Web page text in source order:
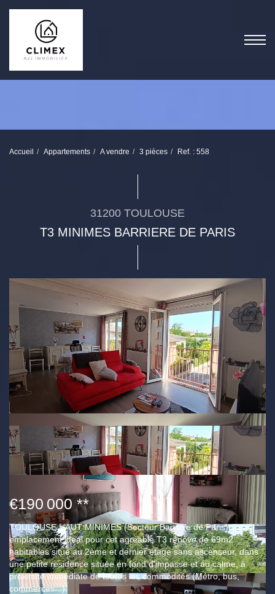
Accueil Appartements A vendre 3 pièces Ref. : 558
31200 TOULOUSE
T3 MINIMES BARRIERE DE PARIS
€190 000 **
TOULOUSE HAUT MINIMES (Secteur Barrière de Paris),
emplacement idéal pour cet agréable T3 rénové de 69m2
habitables situé au 2ème et dernier étage sans ascenseur, dans
une petite residence située en fond d'impasse et au calme, à
proximité immédiate de toutes les commodités (Métro, bus,
commerces...).